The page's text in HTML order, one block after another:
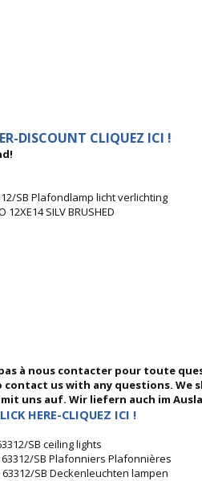
DISCOUNT CLIQUEZ ICI !
SB Plafondlamp licht verlichting
12XE14 SILV BRUSHED
à nous contacter pour toute
us with any questions. We
uns auf. Wir liefern auch im
HERE-CLIQUEZ ICI !
SB ceiling lights
SB Plafonniers Plafonnières
SB Deckenleuchten lampen